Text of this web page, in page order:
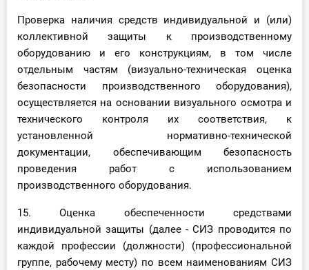
Проверка наличия средств индивидуальной и (или)
коллективной защиты к производственному
оборудованию и его конструкциям, в том числе
отдельным частям (визуально-техническая оценка
безопасности производственного оборудования),
осуществляется на основании визуального осмотра и
технического контроля их соответствия, к
установленной нормативно-технической
документации, обеспечивающим безопасность
проведения работ с использованием
производственного оборудования.
15. Оценка обеспеченности средствами
индивидуальной защиты (далее - СИЗ проводится по
каждой профессии (должности) (профессиональной
группе, рабочему месту) по всем наименованиям СИЗ